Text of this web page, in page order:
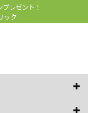
レゼント！
ック